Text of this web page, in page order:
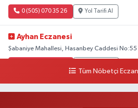
0 (505) 070 35 26 Yol Tarifi Al
Ayhan Eczanesi
Şabaniye Mahallesi, Hasanbey Caddesi No:55
Tüm Nöbetçi